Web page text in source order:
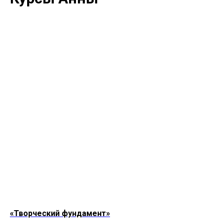
«Творческий фундамент»